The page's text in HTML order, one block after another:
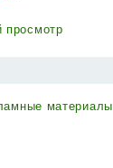
просмотр
материалы